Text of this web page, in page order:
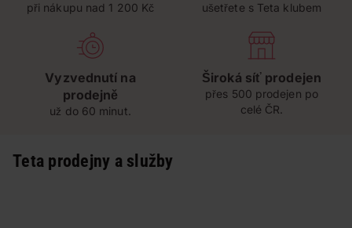
při nákupu nad 1 200 Kč ušetřete s Teta klubem
Vyzvednutí na
prodejně
už do 60 minut.
Široká síť prodejen
přes 500 prodejen po
celé ČR.
Teta prodejny a služby